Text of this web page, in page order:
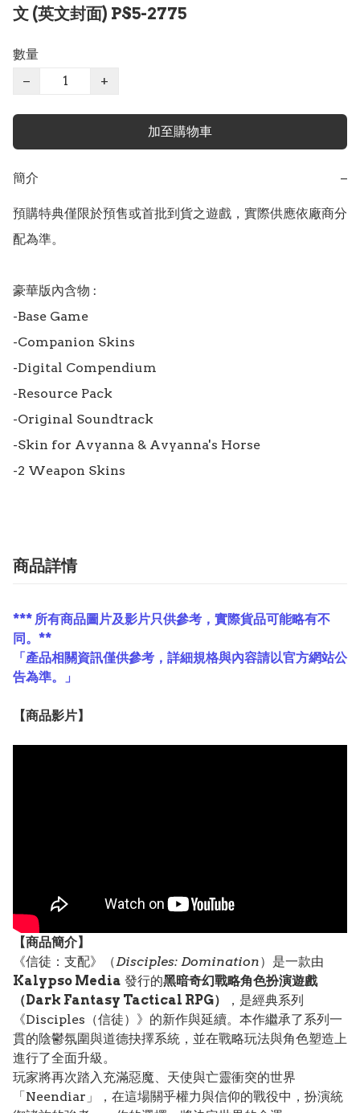
文 (英文封面) PS5-2775
數量
−
+
加至購物車
簡介 −
預購特典僅限於預售或首批到貨之遊戲，實際供應依廠商分
配為準。
豪華版內含物 :
-Base Game
-Companion Skins
-Digital Compendium
-Resource Pack
-Original Soundtrack
-Skin for Avyanna & Avyanna's Horse
-2 Weapon Skins
商品詳情
*** 所有商品圖片及影片只供參考，實際貨品可能略有不
同。**
「產品相關資訊僅供參考，詳細規格與內容請以官方網站公
告為準。」
【商品影片】
【商品簡介】
《信徒：支配》（Disciples: Domination）是一款由
Kalypso Media 發行的黑暗奇幻戰略角色扮演遊戲
（Dark Fantasy Tactical RPG）
，是經典系列
《Disciples（信徒）》的新作與延續。本作繼承了系列一
貫的陰鬱氛圍與道德抉擇系統，並在戰略玩法與角色塑造上
進行了全面升級。
玩家將再次踏入充滿惡魔、天使與亡靈衝突的世界
「Neendiar」，在這場關乎權力與信仰的戰役中，扮演統